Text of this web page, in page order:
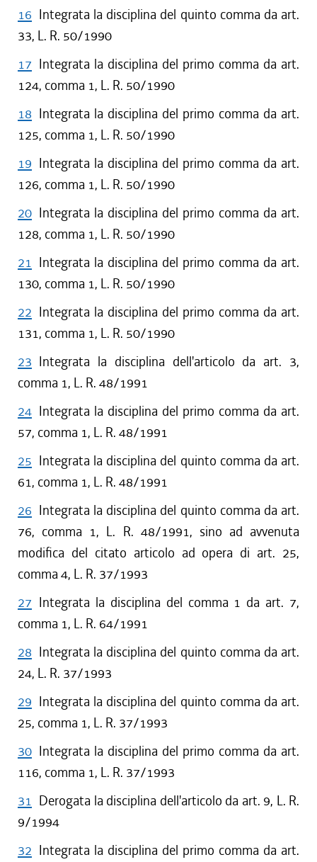
16 Integrata la disciplina del quinto comma da art.
33, L. R. 50/1990
17 Integrata la disciplina del primo comma da art.
124, comma 1, L. R. 50/1990
18 Integrata la disciplina del primo comma da art.
125, comma 1, L. R. 50/1990
19 Integrata la disciplina del primo comma da art.
126, comma 1, L. R. 50/1990
20 Integrata la disciplina del primo comma da art.
128, comma 1, L. R. 50/1990
21 Integrata la disciplina del primo comma da art.
130, comma 1, L. R. 50/1990
22 Integrata la disciplina del primo comma da art.
131, comma 1, L. R. 50/1990
23 Integrata la disciplina dell'articolo da art. 3,
comma 1, L. R. 48/1991
24 Integrata la disciplina del primo comma da art.
57, comma 1, L. R. 48/1991
25 Integrata la disciplina del quinto comma da art.
61, comma 1, L. R. 48/1991
26 Integrata la disciplina del quinto comma da art.
76, comma 1, L. R. 48/1991, sino ad avvenuta
modifica del citato articolo ad opera di art. 25,
comma 4, L. R. 37/1993
27 Integrata la disciplina del comma 1 da art. 7,
comma 1, L. R. 64/1991
28 Integrata la disciplina del quinto comma da art.
24, L. R. 37/1993
29 Integrata la disciplina del quinto comma da art.
25, comma 1, L. R. 37/1993
30 Integrata la disciplina del primo comma da art.
116, comma 1, L. R. 37/1993
31 Derogata la disciplina dell'articolo da art. 9, L. R.
9/1994
32 Integrata la disciplina del primo comma da art.